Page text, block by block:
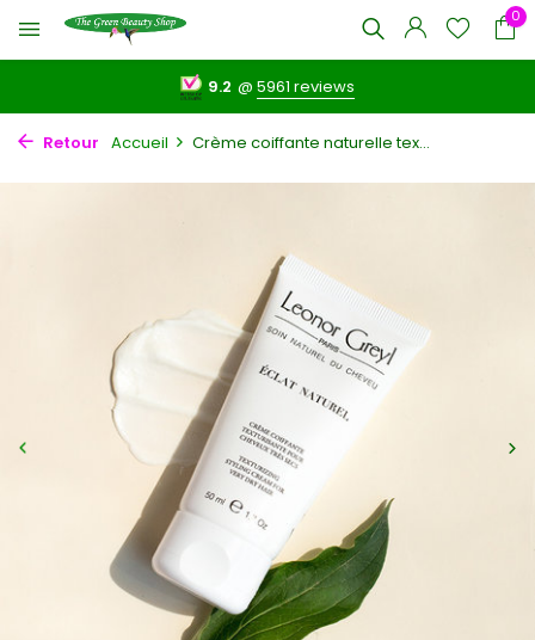
0
9.2 @5961 reviews
Retour Accueil Crème coiffante naturelle tex...